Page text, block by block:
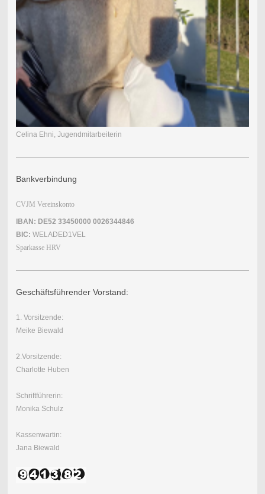
Celina Ehni, Jugendmitarbeiterin
Bankverbindung
CVJM Vereinskonto
IBAN: DE52 33450000 0026344846
BIC: WELADED1VEL
Sparkasse HRV
Geschäftsführender Vorstand:
1. Vorsitzende:
Meike Biewald
2.Vorsitzende:
Charlotte Huben
Schriftführerin:
Monika Schulz
Kassenwartin:
Jana Biewald